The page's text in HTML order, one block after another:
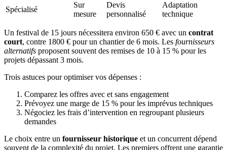
Spécialisé
Sur
mesure
Devis
personnalisé
Adaptation
technique
Un festival de 15 jours nécessitera environ 650 € avec un contrat
court, contre 1800 € pour un chantier de 6 mois. Les fournisseurs
alternatifs proposent souvent des remises de 10 à 15 % pour les
projets dépassant 3 mois.
Trois astuces pour optimiser vos dépenses :
Comparez les offres avec et sans engagement
Prévoyez une marge de 15 % pour les imprévus techniques
Négociez les frais d’intervention en regroupant plusieurs
demandes
Le choix entre un fournisseur historique et un concurrent dépend
souvent de la complexité du projet. Les premiers offrent une garantie